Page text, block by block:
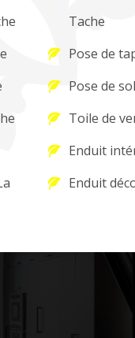
Tache
Pose de
Pose de
Toile de
Enduit
Enduit